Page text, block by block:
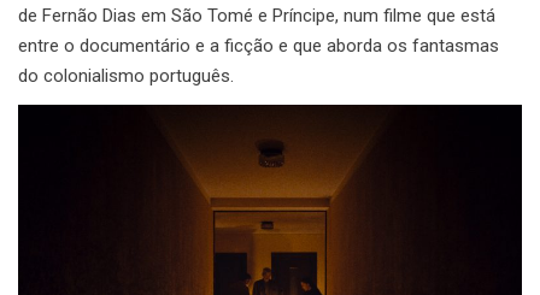
de Fernão Dias em São Tomé e Príncipe, num filme que está
entre o documentário e a ficção e que aborda os fantasmas
do colonialismo português.